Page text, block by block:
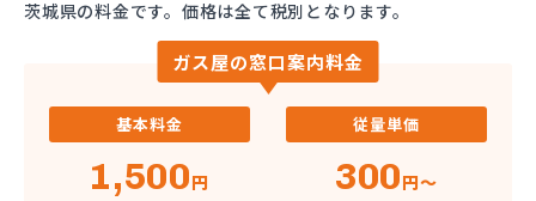
茨城県の料金です。価格は全て税別となります。
ガス屋の窓口案内料金
基本料金
1,500円
従量単価
300円～